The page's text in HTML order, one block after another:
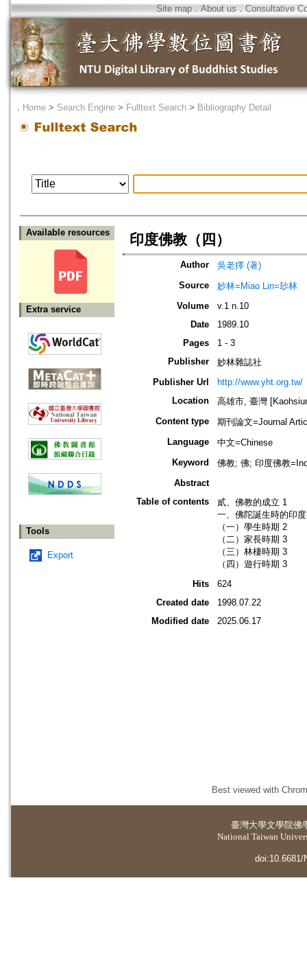
Site map．About us ． Consultative
． Home > Search Engine > Fulltext Search > Bibliography Detail
Available resources
Extra service
Tools
Export
印度佛教（四）
Author
吳老擇 (著)
Source
妙林=Miao Lin=玅林
Volume
v.1 n.10
Date
1989.10
Pages
1 - 3
Publisher
妙林雜誌社
Publisher Url
http://www.yht.org.tw/
Location
高雄市, 臺灣
Content type
期刊論文=Journal
Language
中文=Chinese
Keyword
佛教; 佛; 印度佛教
Abstract
Table of contents
貳、佛教的成立 1
一、佛陀誕生時的印
（一）學生時期 2
（二）家長時期 3
（三）林棲時期 3
（四）遊行時期 3
Hits
624
Created date
1998.07.22
Modified date
2025.06.17
Best viewed with
臺灣大學文學院佛
National Taiwan
doi:10.6681/